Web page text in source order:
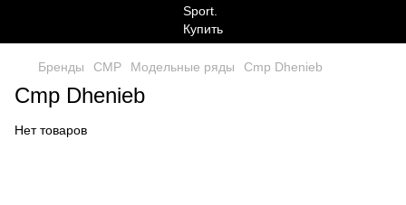
Бренды CMP Модельные ряды Cmp Dhenieb
Cmp Dhenieb
Нет товаров